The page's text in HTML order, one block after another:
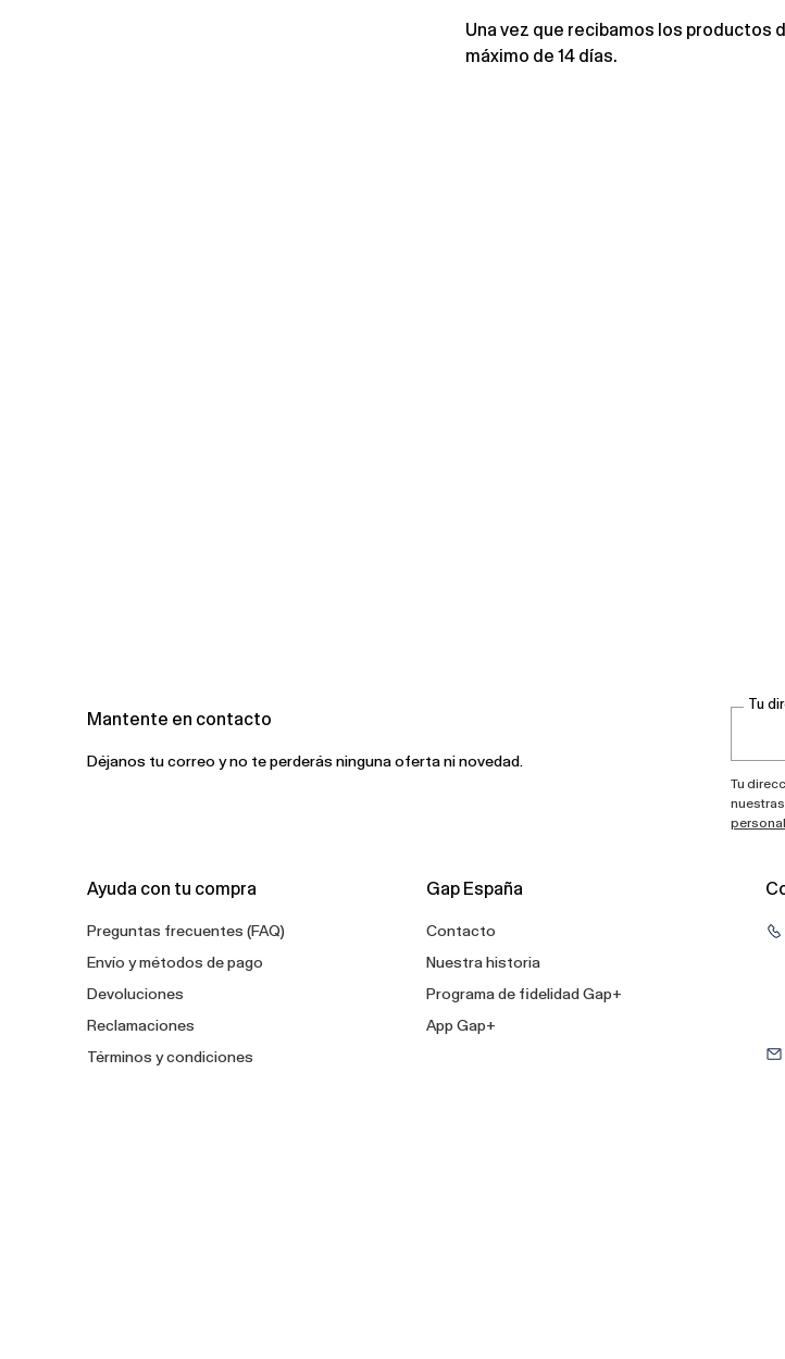
Una vez que recibamos los
máximo de 14 días.
Mantente en contacto
Déjanos tu correo y no te perderás ninguna oferta ni novedad.
Tu
Tu
nuestras
Ayuda con tu compra
Preguntas frecuentes (FAQ)
Envío y métodos de pago
Devoluciones
Reclamaciones
Términos y condiciones
Gap España
Contacto
Nuestra historia
Programa de fidelidad Gap+
App Gap+